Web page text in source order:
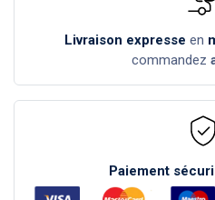
Livraison expresse en
commandez
Paiement